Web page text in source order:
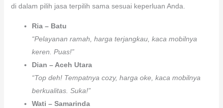
di dalam pilih jasa terpilih sama sesuai keperluan Anda.
Ria – Batu
“Pelayanan ramah, harga terjangkau, kaca mobilnya
keren. Puas!”
Dian – Aceh Utara
“Top deh! Tempatnya cozy, harga oke, kaca mobilnya
berkualitas. Suka!”
Wati – Samarinda